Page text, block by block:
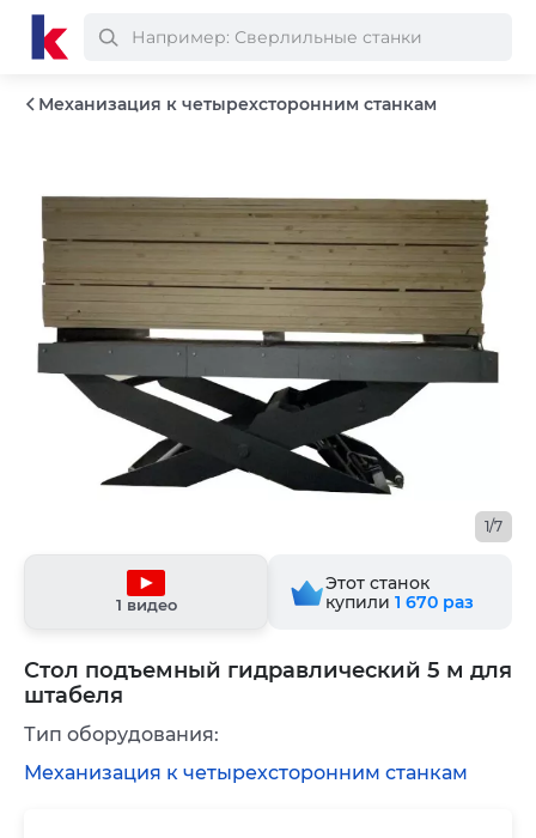
Механизация к четырехсторонним станкам
Стол подъемный гидравлический 5 м для
штабеля
1/7
1 видео
Этот станок
купили 1 670 раз
Тип оборудования:
Механизация к четырехсторонним станкам